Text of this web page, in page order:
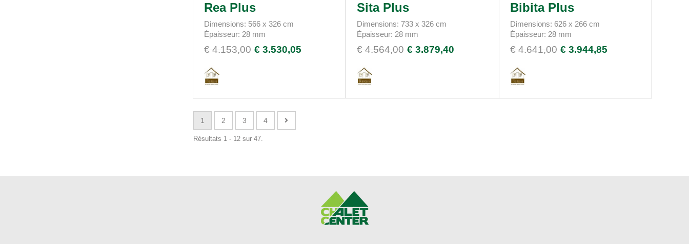
Rea Plus
Dimensions: 566 x 326 cm
Épaisseur: 28 mm
€ 4.153,00 € 3.530,05
Sita Plus
Dimensions: 733 x 326 cm
Épaisseur: 28 mm
€ 4.564,00 € 3.879,40
Bibita Plus
Dimensions: 626 x 266 cm
Épaisseur: 28 mm
€ 4.641,00 € 3.944,85
1 2 3 4
Résultats 1 - 12 sur 47.